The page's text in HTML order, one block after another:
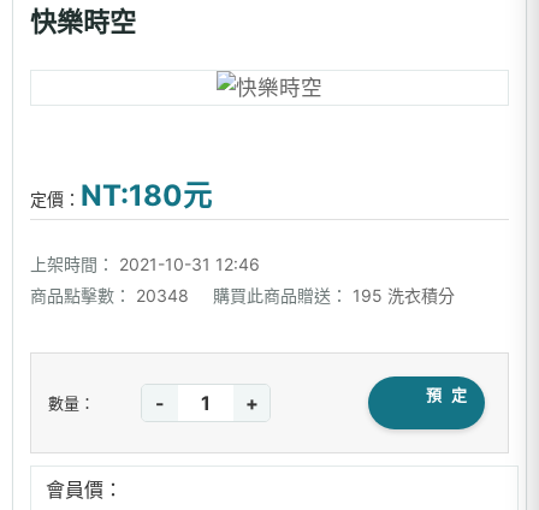
快樂時空
定價： NT:180元
上架時間：
2021-10-31 12:46
商品點擊數：
20348 購買此商品贈送： 195 洗衣積分
數量： - + 預 定
會員價：